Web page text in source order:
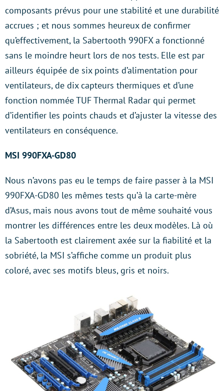
composants prévus pour une stabilité et une durabilité
accrues ; et nous sommes heureux de confirmer
qu’effectivement, la Sabertooth 990FX a fonctionné
sans le moindre heurt lors de nos tests. Elle est par
ailleurs équipée de six points d’alimentation pour
ventilateurs, de dix capteurs thermiques et d’une
fonction nommée TUF Thermal Radar qui permet
d’identifier les points chauds et d’ajuster la vitesse des
ventilateurs en conséquence.
MSI 990FXA-GD80
Nous n’avons pas eu le temps de faire passer à la MSI
990FXA-GD80 les mêmes tests qu’à la carte-mère
d’Asus, mais nous avons tout de même souhaité vous
montrer les différences entre les deux modèles. Là où
la Sabertooth est clairement axée sur la fiabilité et la
sobriété, la MSI s’affiche comme un produit plus
coloré, avec ses motifs bleus, gris et noirs.